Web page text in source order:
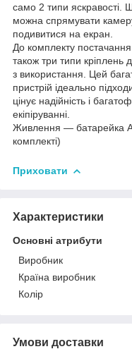
само 2 типи яскравості.
можна спрямувати
подивитися на екран.
До комплекту
також три типи кріплень
з використання. Цей
пристрій ідеально
цінує надійність і
екіпіруванні.
Живлення — батарейка
комплекті)
Приховати
Характеристики
Основні атрибути
Виробник
Країна виробник
Колір
Умови доставки